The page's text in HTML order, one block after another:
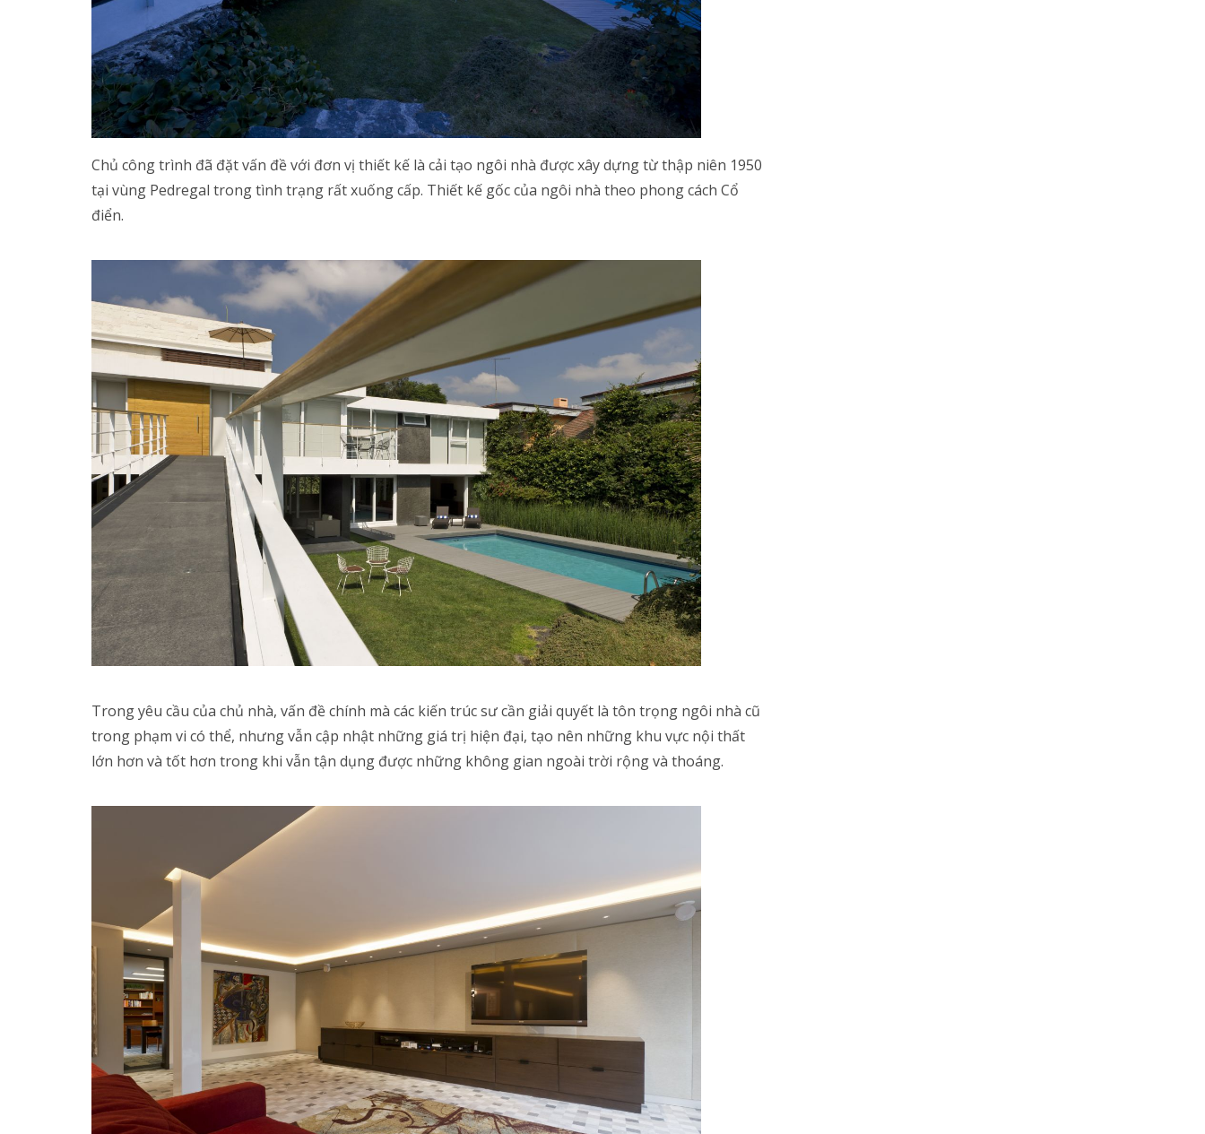
Chủ công trình đã đặt vấn đề với đơn vị thiết kế là cải tạo ngôi nhà được xây dựng từ thập niên 1950
tại vùng Pedregal trong tình trạng rất xuống cấp. Thiết kế gốc của ngôi nhà theo phong cách Cổ
điển.
Trong yêu cầu của chủ nhà, vấn đề chính mà các kiến trúc sư cần giải quyết là tôn trọng ngôi nhà cũ
trong phạm vi có thể, nhưng vẫn cập nhật những giá trị hiện đại, tạo nên những khu vực nội thất
lớn hơn và tốt hơn trong khi vẫn tận dụng được những không gian ngoài trời rộng và thoáng.